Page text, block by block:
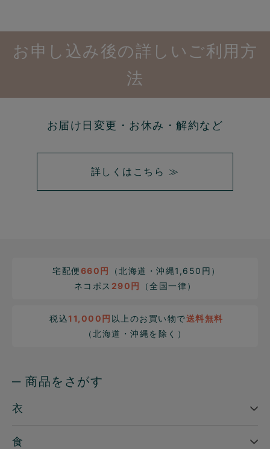
お申し込み後の詳しいご利用方
法
お届け日変更・お休み・解約など
詳しくはこちら ≫
宅配便660円
（北海道・沖縄1,650円）
ネコポス 290円 （全国一律）
税込11,000円 以上のお買い物で送料無料
（北海道・沖縄を除く）
─ 商品をさがす
衣
食